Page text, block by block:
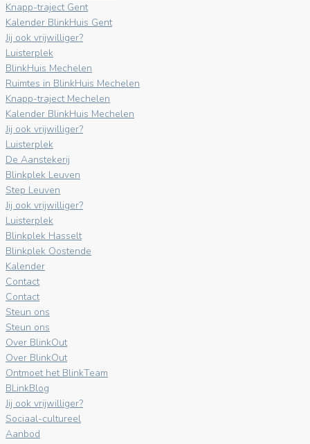
Knapp-traject Gent
Kalender BlinkHuis Gent
Jij ook vrijwilliger?
Luisterplek
BlinkHuis Mechelen
Ruimtes in BlinkHuis Mechelen
Knapp-traject Mechelen
Kalender BlinkHuis Mechelen
Jij ook vrijwilliger?
Luisterplek
De Aanstekerij
Blinkplek Leuven
Step Leuven
Jij ook vrijwilliger?
Luisterplek
Blinkplek Hasselt
Blinkplek Oostende
Kalender
Contact
Contact
Steun ons
Steun ons
Over BlinkOut
Over BlinkOut
Ontmoet het BlinkTeam
BLinkBlog
Jij ook vrijwilliger?
Sociaal-cultureel
Aanbod